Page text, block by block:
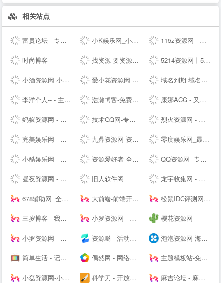
相关站点
富贵论坛 - 专业的虚拟物品交易论坛，QQ号，YY号，手机号，邮箱，游戏帐号交易 - FGBBS.NET 小K娱乐网_小K网-QQ活动_资源分享-源码基地-网赚项目-安卓绿色软件基地 115z资源网 - 专注网络资源快速下载
时尚博客 找资源-要资源就上找资源|专业提供,免费资源,活动资源,源码资源,励志打造全网最好最全的资源大全 - 5214资源网丨5214辅助网丨5214商铺丨游戏辅助网丨辅助网
小酒资源网-小酒专业分享技术术教程 爱小花资源网-免费分享好资源-小花资源网-应有尽有！ 域名到期-域名续费提醒
李洋个人-- - 主题模板制作_企业网站搭建_SEO排名优化等多元化服务的个人--网站（Talklee空间） 浩瀚博客-免费教程资源网 康娜ACG - 又一个二次元聚集站点
蚂蚁资源网 - 免费游戏辅助,软件,活动,技术教程分享平台_小刀娱乐网_我爱辅助网_善恶资源网！ 技术QQ网-专注QQ及微信红包活动_QQ新闻资讯_QQ软件下载 烈火资源网 - 实用并且丰富的资源大全
完美娱乐网 - 免费活动福利等分享平台 九鼎资源网-资源分享-源码基地-综合优质网络资源收集分享 零度娱乐网_最专业的资源收集分享平台_破解软件教程源码分享|易语言源码|线报乐园|最专业的技术网站|最新QQ资讯
小酷娱乐网 - 分享永无止境!娱乐,技术,教程,软件网络资源网 资源爱好者-全网资源一网打尽！ QQ资源网 -专注分享网络优质资源
昼夜资源网 - 专注活动，软件，教程分享！总之就是网络那些事。 旧人软件阁 龙宇收集网 - 龙网专注分享免费龙宇网优质资源并收集网络中各种绿色软件
678辅助网_全网最大免费软件,资源教程,游戏辅助资源网_单机游戏 大前端-前端开发_主机测评推荐 松鼠IDC评测网-服务器_云服务器_主机_优惠_促销_测评
三岁博客 - 我的世界只有你懂 小罗资源网 - 全网最精免费优质资源,活动线报,实用软件,技术教程等内容 樱花资源网
小罗资源网 - 全网最精免费优质资源,软件,技术等分享 资源哟 - 活动、软件、教程 - 综合资源聚合平台 泡泡资源网-海量精品资源持续推送 专业可靠的网络知识服务平台
简单生活 - 记录大熊和小婷生活点滴的夫妻-- 偶然网 - 网络活动资讯共享平台 主题模板站-免费模板,免费源码,PHP源码,网站模板,插件软件资源分享平台!
小磊资源网-小磊技术网_软件库_爱收集分享各种破解软件。 科学刀 - 开放交流，共享精神，走进科学刀论坛 麻吉论坛 - 麻吉辅助,麻吉资源,我爱资源网,麻吉娱乐网,辅助网,破解软件分享,最全面的免费资源论坛 - www.k7788.cn